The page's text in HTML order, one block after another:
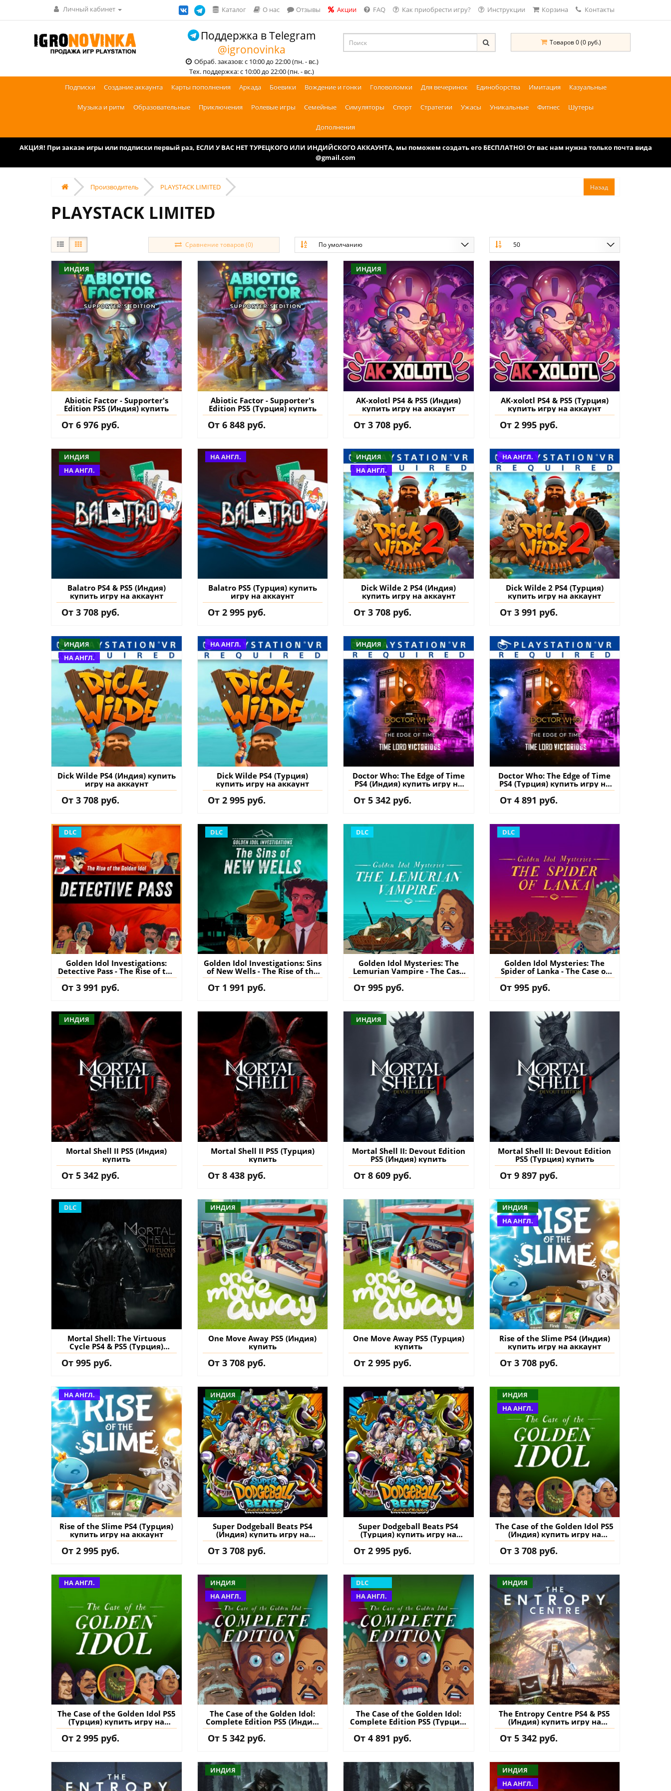
Личный кабинет Каталог О нас Отзывы Акции FAQ Как приобрести игру? Инструкции Корзина Контакты
Поддержка в Telegram
@igronovinka
Обраб. заказов: с 10:00 до 22:00 (пн. - вс.)
Тех. поддержка: с 10:00 до 22:00 (пн. - вс.)
Товаров 0 (0 руб.)
Подписки Создание аккаунта Карты пополнения Аркада Боевики Вождение и гонки Головоломки Для вечеринок Единоборства Имитация Казуальные
Музыка и ритм Образовательные Приключения Ролевые игры Семейные Симуляторы Спорт Стратегии Ужасы Уникальные Фитнес Шутеры
Дополнения
АКЦИЯ! При заказе игры или подписки первый раз, ЕСЛИ У ВАС НЕТ ТУРЕЦКОГО ИЛИ ИНДИЙСКОГО АККАУНТА, мы поможем создать его БЕСПЛАТНО! От вас нам нужна только почта вида
@gmail.com
Производитель PLAYSTACK LIMITED
PLAYSTACK LIMITED
Сравнение товаров (0) По умолчанию 50
ИНДИЯ
Abiotic Factor - Supporter's
Edition PS5 (Индия) купить
От 6 976 руб.
Abiotic Factor - Supporter's
Edition PS5 (Турция) купить
От 6 848 руб.
ИНДИЯ
AK-xolotl PS4 & PS5 (Индия)
купить игру на аккаунт
От 3 708 руб.
AK-xolotl PS4 & PS5 (Турция)
купить игру на аккаунт
От 2 995 руб.
ИНДИЯ
НА АНГЛ.
Balatro PS4 & PS5 (Индия)
купить игру на аккаунт
От 3 708 руб.
НА АНГЛ.
Balatro PS5 (Турция) купить
игру на аккаунт
От 2 995 руб.
ИНДИЯ
НА АНГЛ.
Dick Wilde 2 PS4 (Индия)
купить игру на аккаунт
От 3 708 руб.
НА АНГЛ.
Dick Wilde 2 PS4 (Турция)
купить игру на аккаунт
От 3 991 руб.
ИНДИЯ
НА АНГЛ.
Dick Wilde PS4 (Индия) купить
игру на аккаунт
От 3 708 руб.
НА АНГЛ.
Dick Wilde PS4 (Турция)
купить игру на аккаунт
От 2 995 руб.
ИНДИЯ
Doctor Who: The Edge of Time
PS4 (Индия) купить игру на
аккаунт
От 5 342 руб.
Doctor Who: The Edge of Time
PS4 (Турция) купить игру на
аккаунт
От 4 891 руб.
DLC
Golden Idol Investigations:
Detective Pass - The Rise of the
Golden Idol PS5 (Турция)
купить дополнение на
аккаунт
От 3 991 руб.
DLC
Golden Idol Investigations: Sins
of New Wells - The Rise of the
Golden Idol PS5 (Турция)
купить дополнение на
аккаунт
От 1 991 руб.
DLC
Golden Idol Mysteries: The
Lemurian Vampire - The Case
of the Golden Idol PS5 (Турция)
купить дополнение на
аккаунт
От 995 руб.
DLC
Golden Idol Mysteries: The
Spider of Lanka - The Case of
the Golden Idol PS5 (Турция)
купить дополнение на
аккаунт
От 995 руб.
ИНДИЯ
Mortal Shell II PS5 (Индия)
купить
От 5 342 руб.
Mortal Shell II PS5 (Турция)
купить
От 8 438 руб.
ИНДИЯ
Mortal Shell II: Devout Edition
PS5 (Индия) купить
От 8 609 руб.
Mortal Shell II: Devout Edition
PS5 (Турция) купить
От 9 897 руб.
DLC
Mortal Shell: The Virtuous
Cycle PS4 & PS5 (Турция)
купить дополнение на
аккаунт
От 995 руб.
ИНДИЯ
One Move Away PS5 (Индия)
купить
От 3 708 руб.
One Move Away PS5 (Турция)
купить
От 2 995 руб.
ИНДИЯ
НА АНГЛ.
Rise of the Slime PS4 (Индия)
купить игру на аккаунт
От 3 708 руб.
НА АНГЛ.
Rise of the Slime PS4 (Турция)
купить игру на аккаунт
От 2 995 руб.
ИНДИЯ
Super Dodgeball Beats PS4
(Индия) купить игру на
аккаунт
От 3 708 руб.
Super Dodgeball Beats PS4
(Турция) купить игру на
аккаунт
От 2 995 руб.
ИНДИЯ
НА АНГЛ.
The Case of the Golden Idol PS5
(Индия) купить игру на
аккаунт
От 3 708 руб.
НА АНГЛ.
The Case of the Golden Idol PS5
(Турция) купить игру на
аккаунт
От 2 995 руб.
ИНДИЯ
НА АНГЛ.
The Case of the Golden Idol:
Complete Edition PS5 (Индия)
купить игру на аккаунт
От 5 342 руб.
DLC
НА АНГЛ.
The Case of the Golden Idol:
Complete Edition PS5 (Турция)
купить дополнение на
аккаунт
От 4 891 руб.
ИНДИЯ
The Entropy Centre PS4 & PS5
(Индия) купить игру на
аккаунт
От 5 342 руб.
ИНДИЯ
ИНДИЯ
НА АНГЛ.